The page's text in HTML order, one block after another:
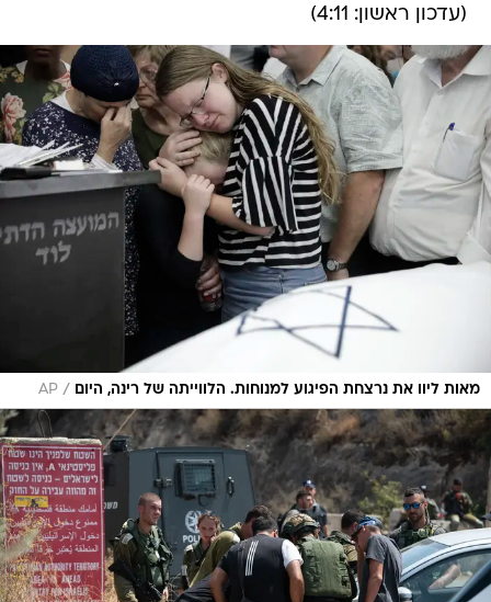
(עדכון ראשון: 4:11)
מאות ליוו את נרצחת הפיגוע למנוחות. הלווייתה של רינה, היום /
AP